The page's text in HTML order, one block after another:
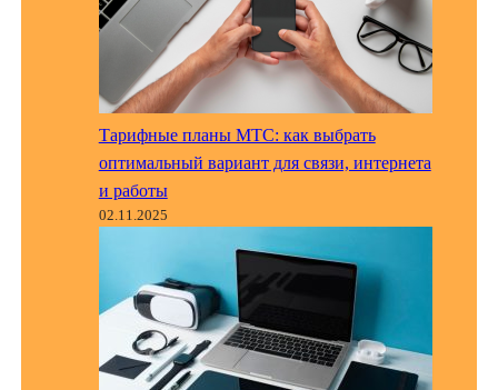
Тарифные планы МТС: как выбрать
оптимальный вариант для связи, интернета
и работы
02.11.2025